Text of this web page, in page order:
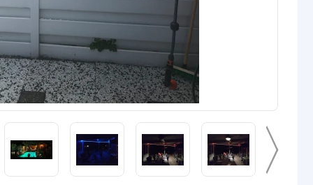
67)
Siliconen
strip (PCB)
Wit
3M VHB
12mm
Basic: 5,3mm
Premium 5,3mm
Prime: 5,5mm
Pro: 5,2mm